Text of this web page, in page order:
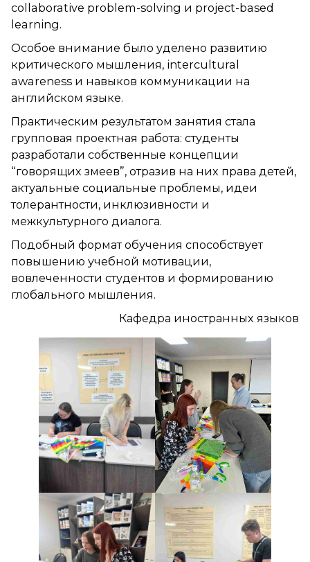
collaborative problem-solving и project-based
learning.
Особое внимание было уделено развитию
критического мышления, intercultural
awareness и навыков коммуникации на
английском языке.
Практическим результатом занятия стала
групповая проектная работа: студенты
разработали собственные концепции
“говорящих змеев”, отразив на них права детей,
актуальные социальные проблемы, идеи
толерантности, инклюзивности и
межкультурного диалога.
Подобный формат обучения способствует
повышению учебной мотивации,
вовлеченности студентов и формированию
глобального мышления.
Кафедра иностранных языков